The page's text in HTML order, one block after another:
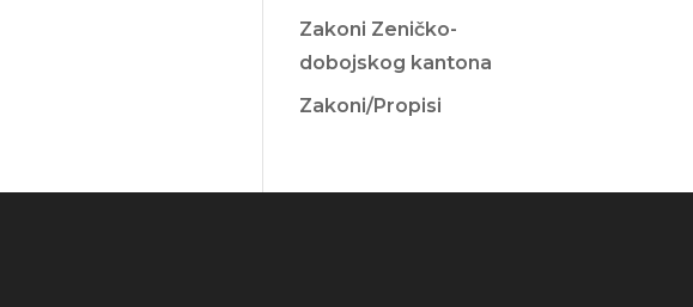
Zakoni Zeničko-
dobojskog kantona
Zakoni/Propisi